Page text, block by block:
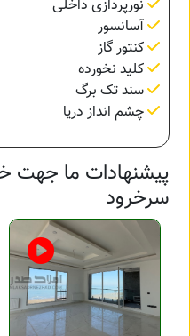
نورپردازی داخلی
آسانسور
کنتور گاز
کلید نخورده
سند تک برگ
چشم انداز دریا
پیشنهادات ما جهت
سرخرود